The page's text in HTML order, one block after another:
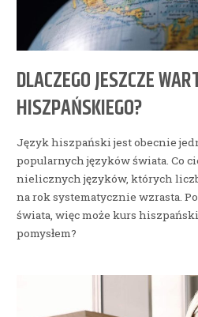
DLACZEGO JESZCZE
HISZPAŃSKIEGO?
Język hiszpański jest obecnie
popularnych języków świata. Co
nielicznych języków, których
na rok systematycznie wzrasta.
świata, więc może kurs
pomysłem?